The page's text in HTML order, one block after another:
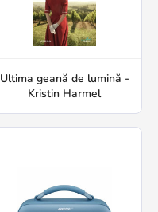
Ultima geană de lumină -
Kristin Harmel